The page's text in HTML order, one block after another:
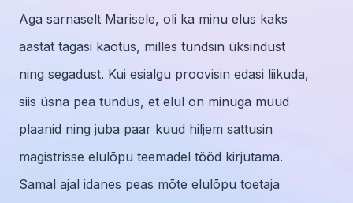
Aga sarnaselt Marisele, oli ka minu elus kaks
aastat tagasi kaotus, milles tundsin üksindust
ning segadust. Kui esialgu proovisin edasi liikuda,
siis üsna pea tundus, et elul on minuga muud
plaanid ning juba paar kuud hiljem sattusin
magistrisse elulõpu teemadel tööd kirjutama.
Samal ajal idanes peas mõte elulõpu toetaja